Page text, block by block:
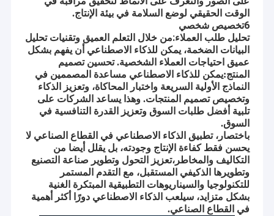
اتصل بنا
اطلب اقتباس
FAQ
آلة تعبئة المبيدات
آلة تعبئة السوائل الكيميائية
آلة تعبئة سائل المكبس
آلة تفريغ الزجاجة
الوقت الحقيقي لوضع السلامة في بيئة الإنتاج.
6تخصيص شخصي
تحليل طلب العملاء:من خلال التعلم العميق وتقنيات تحليل
البيانات الضخمة، يمكن للذكاء الاصطناعي أن يفهم بشكل
عميق احتياجات العملاء الشخصية. تحسين تصميم
المنتج:يمكن للذكاء الاصطناعي مساعدة المصممين في
النماذج الأولية السريعة واختبار المحاكاة، وتعزيز الذكاء
وتخصيص تصميم المنتجات. وهذا يساعد الشركات على
تلبية أفضل طلبات السوق وتعزيز القدرة التنافسية في
السوق.
باختصار، تطبيق الذكاء الاصطناعي في القطاع الصناعي لا
يحسن فقط كفاءة الإنتاج وجودته، بل يقلل أيضا من
التكاليف والمخاطر،تعزيز التحول وتطوير صناعة التصنيع
وتطويرها الذكيفي المستقبل، مع التقدم المستمر
للتكنولوجيا والسيناريوهات التطبيقية المبتكرة الغنية
بشكل متزايد، سيلعب الذكاء الاصطناعي دورًا أكثر أهمية
في القطاع الصناعي.
من 600 موظف وأكثر من 300 موظف فني متخصص. اجتازت جينوانغ
وشهادة نظام الإدارة البيئية ISO14001، وحصلت على أكثر من 70 شهادة
براءة اختراع. يحتل حجم الإنتاج والمستوى الفني مكانة رائدة بين أقرانها
المحليين. يتم تصدير المنتجات إلى أكثر من 50 دولة ومنطقة مثل الولايات
المتحدة وماليزيا وفيتنام واليابان ومصر وتركيا وتايلاند وكوريا الجنوبية
والمملكة العربية السعودية والنمسا وأستراليا. تم تصنيف جينوانغ كمؤسسة
ذات تقنية عالية وعلامة تجارية مشهورة لمقاطعة جيانغسو.
في السنوات الأخيرة، ركزت جينوانغ الذكية عن كثب على السوق، وقامت
باستمرار بإجراء البحث والتطوير للمنتجات الجديدة، وركزت بشكل
احترافي على تكامل المصانع الذكية للمستحضرات الزراعية والبيطرية.
لجعل هذه الصناعة متخصصة، دقيقة، شاملة، قوية ولا مثيل لها، ولتصبح
العلامة التجارية الأولى في العالم! في الوقت الحالي، تعد جينوانغ مؤسسة
رائدة في صناعة آلات تعبئة المستحضرات الزراعية والبيطرية المحلية.
وحصة السوق المحلية أكثر من 30٪.
مهمتنا: تسريع وصول العصر الذكي لصناعة المستحضرات الزراعية
والبيطرية العالمية
رؤيتنا: بناء منصة خدمة إنترنت عالمية المستوى للمصانع الذكية